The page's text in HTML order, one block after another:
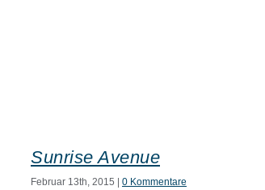
Sunrise Avenue
Februar 13th, 2015 0 Kommentare